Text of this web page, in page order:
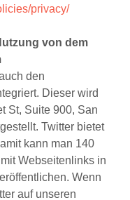
privacy/
von dem
den
Dieser wird
St, Suite 900, San
Twitter bietet
kann man 140
Webseitenlinks in
Wenn
auf unseren